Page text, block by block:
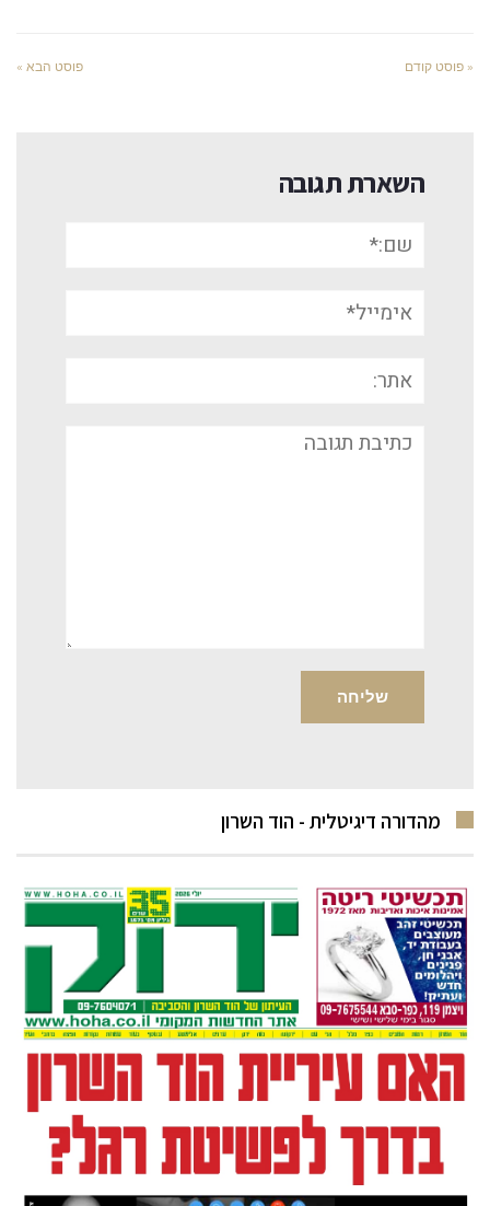
« פוסט קודם פוסט הבא »
השארת תגובה
אימייל*
תגובה
מהדורה דיגיטלית - הוד השרון